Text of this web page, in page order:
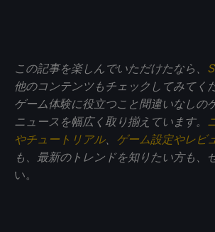
この記事を楽しんでいただけたなら、
他のコンテンツもチェックしてみてく
ゲーム体験に役立つこと間違いなしの
ニュースを幅広く取り揃えています。
やチュートリアル、 ゲーム設定やレビ
も、最新のトレンドを知りたい方も、
い。